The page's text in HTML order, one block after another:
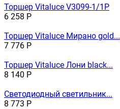
Торшер Vitaluce V3099-1/1P
6 258 Р
Торшер Vitaluce Мирано gold...
7 776 Р
Торшер Vitaluce Лони black...
8 140 Р
Светодиодный светильник...
8 773 Р